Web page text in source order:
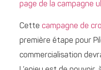
page de la campagne
Cette campagne de
première étape pour
commercialisation